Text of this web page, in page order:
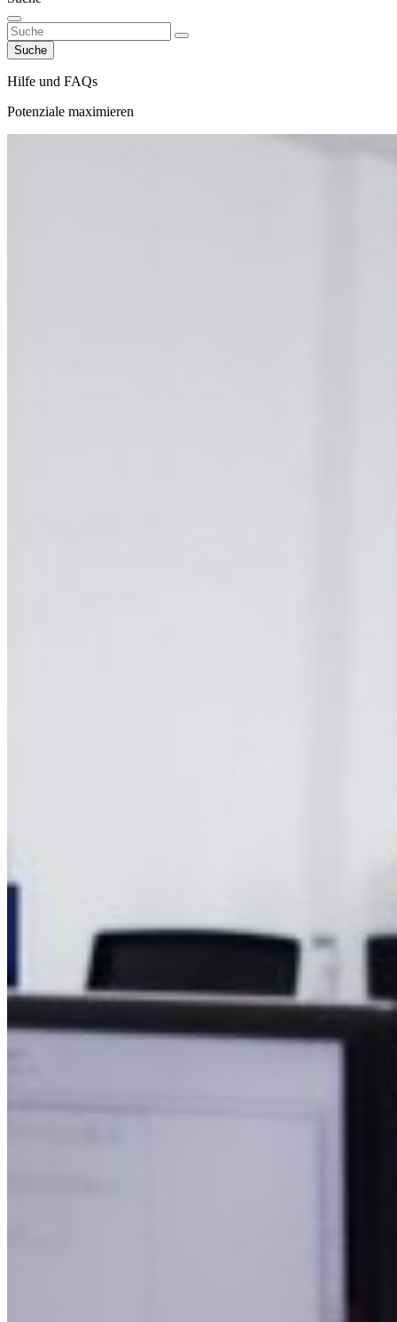
Suche
Hilfe und FAQs
Potenziale maximieren